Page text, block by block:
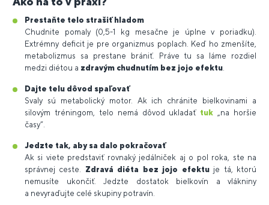
Prestaňte telo strašiť hladom
Chudnite pomaly (0,5-1 kg mesačne je úplne v poriadku).
Extrémny deficit je pre organizmus poplach. Keď ho zmenšíte,
metabolizmus sa prestane brániť. Práve tu sa láme rozdiel
medzi diétou a zdravým chudnutím bez jojo efektu.
Dajte telu dôvod spaľovať
Svaly sú metabolický motor. Ak ich chránite bielkovinami a
silovým tréningom, telo nemá dôvod ukladať tuk „na horšie
časy“.
Jedzte tak, aby sa dalo pokračovať
Ak si viete predstaviť rovnaký jedálniček aj o pol roka, ste na
správnej ceste. Zdravá diéta bez jojo efektuje tá, ktorú
nemusíte ukončiť. Jedzte dostatok bielkovín a vlákniny
a nevyraďujte celé skupiny potravín.